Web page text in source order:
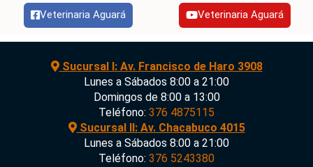
Veterinaria Aguará Veterinaria Aguará
Sucursal I: Av. Francisco de Haro 3908
Lunes a Sábados 8:00 a 21:00
Domingos de 8:00 a 13:00
Teléfono: 376 4875115
Sucursal II: Av. Chacabuco 4015
Lunes a Sábados 8:00 a 21:00
Teléfono: 376 5243380